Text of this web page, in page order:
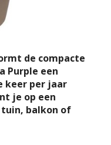
de compacte
Purple een
keer per jaar
je op een
balkon of